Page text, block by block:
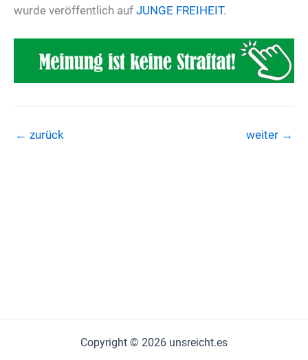
wurde veröffentlich auf JUNGE FREIHEIT.
← zurück weiter →
Copyright © 2026 unsreicht.es